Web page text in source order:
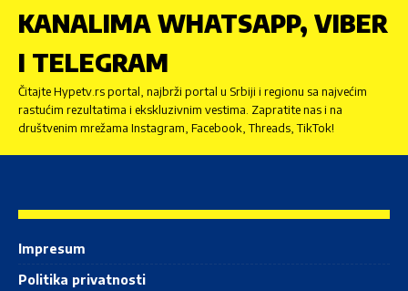
KANALIMA WHATSAPP, VIBER
I TELEGRAM
Čitajte Hypetv.rs portal, najbrži portal u Srbiji i regionu sa najvećim
rastućim rezultatima i ekskluzivnim vestima. Zapratite nas i na
društvenim mrežama Instagram, Facebook, Threads, TikTok!
Impresum
Politika privatnosti